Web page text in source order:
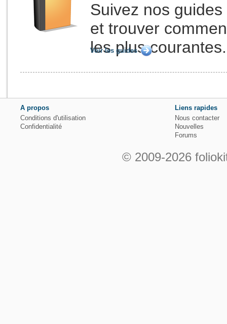
Suivez nos
et trouver
les plus courantes.
Voir les guides
A propos
Conditions d'utilisation
Confidentialité
Liens rapides
Nous contacter
Nouvelles
Forums
© 2009-2026